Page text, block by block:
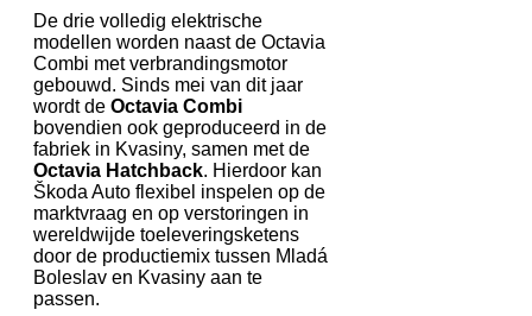
De drie volledig elektrische
modellen worden naast de Octavia
Combi met verbrandingsmotor
gebouwd. Sinds mei van dit jaar
wordt de Octavia Combi
bovendien ook geproduceerd in de
fabriek in Kvasiny, samen met de
Octavia Hatchback. Hierdoor kan
Škoda Auto flexibel inspelen op de
marktvraag en op verstoringen in
wereldwijde toeleveringsketens
door de productiemix tussen Mladá
Boleslav en Kvasiny aan te
passen.